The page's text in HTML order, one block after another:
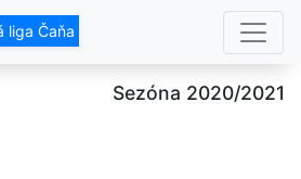
liga Čaňa
Sezóna 2020/2021